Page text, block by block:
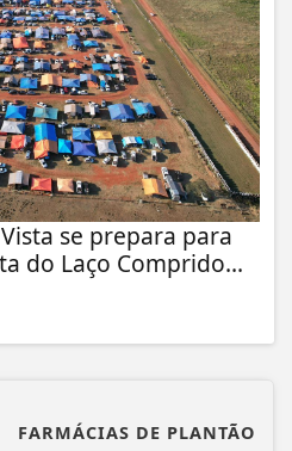
se prepara para
do Laço Comprido...
FARMÁCIAS DE PLANTÃO